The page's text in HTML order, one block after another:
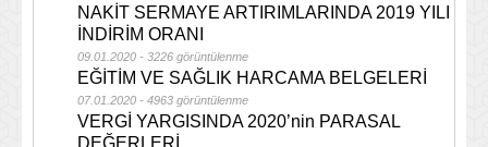
NAKİT SERMAYE ARTIRIMLARINDA 2019 YILI
İNDİRİM ORANI
09.01.2020 - 3226 görüntülenme
EĞİTİM VE SAĞLIK HARCAMA BELGELERİ
07.01.2020 - 4963 görüntülenme
VERGİ YARGISINDA 2020’nin PARASAL